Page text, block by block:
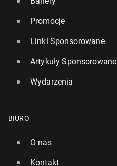
Promocje
Linki Sponsorowane
Artykuły Sponsorowane
Wydarzenia
BIURO
O nas
Kontakt